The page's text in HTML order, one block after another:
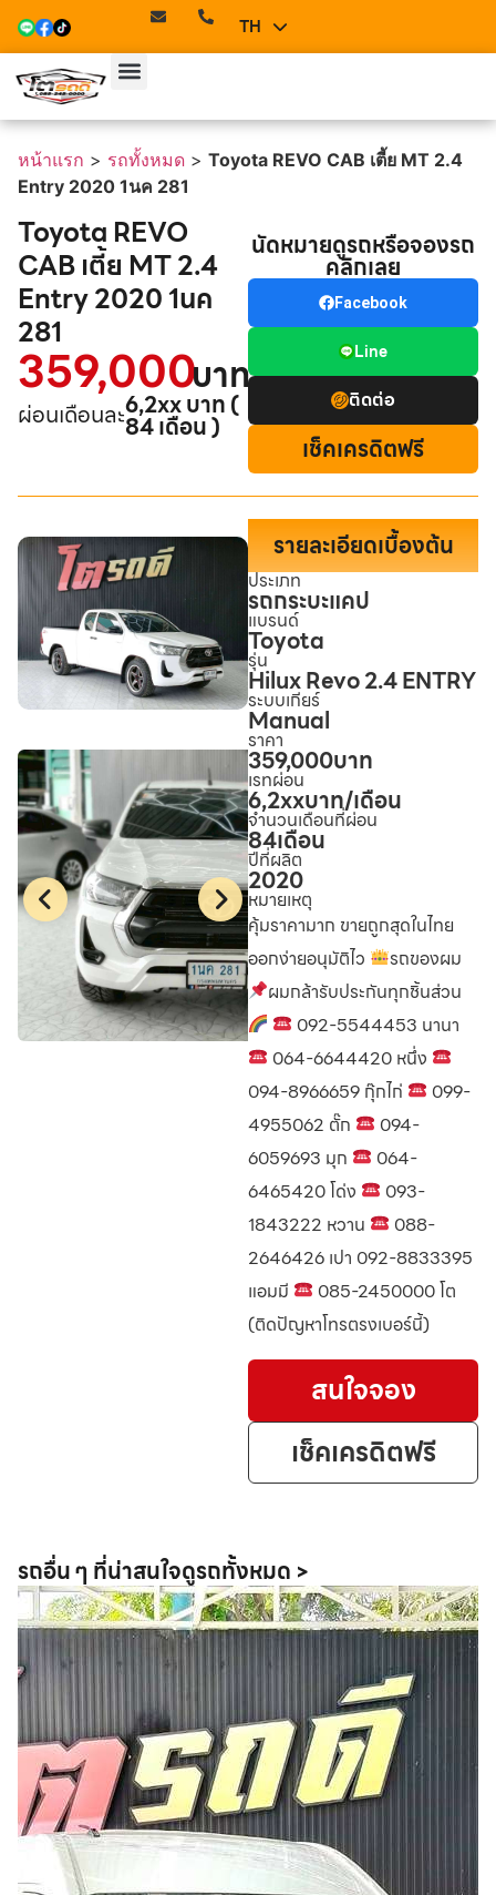
TH
EN
หน้าแรก > รถทั้งหมด > Toyota REVO CAB เตี้ย MT 2.4
Entry 2020 1นค 281
Toyota REVO
CAB เตี้ย MT 2.4
Entry 2020 1นค
281
359,000บาท
ผ่อนเดือนละ6,2xx บาท (
84 เดือน )
นัดหมายดูรถหรือจองรถ
คลิกเลย
Facebook
Line
ติดต่อ
เช็คเครดิตฟรี
รายละเอียดเบื้องต้น
ประเภท
รถกระบะแคป
แบรนด์
Toyota
รุ่น
Hilux Revo 2.4 ENTRY
ระบบเกียร์
Manual
ราคา
359,000บาท
เรทผ่อน
6,2xxบาท/เดือน
จำนวนเดือนที่ผ่อน
84เดือน
ปีที่ผลิต
2020
หมายเหตุ
คุ้มราคามาก ขายถูกสุดในไทย
ออกง่ายอนุมัติไว
รถของผม
ผมกล้ารับประกันทุกชิ้นส่วน
092-5544453 นานา
064-6644420 หนึ่ง
094-8966659 กุ๊กไก่
099-
4955062 ตั๊ก
094-
6059693 มุก
064-
6465420 โด่ง
093-
1843222 หวาน
088-
2646426 เปา 092-8833395
แอมมี
085-2450000 โต
(ติดปัญหาโทรตรงเบอร์นี้)
สนใจจอง
เช็คเครดิตฟรี
รถอื่น ๆ ที่น่าสนใจดูรถทั้งหมด >